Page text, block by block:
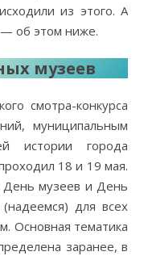
из этого. А
— об этом ниже.
музеев
смотра-конкурса
муниципальным
истории города
18 и 19 мая.
музеев и День
для всех
Основная тематика
заранее, в